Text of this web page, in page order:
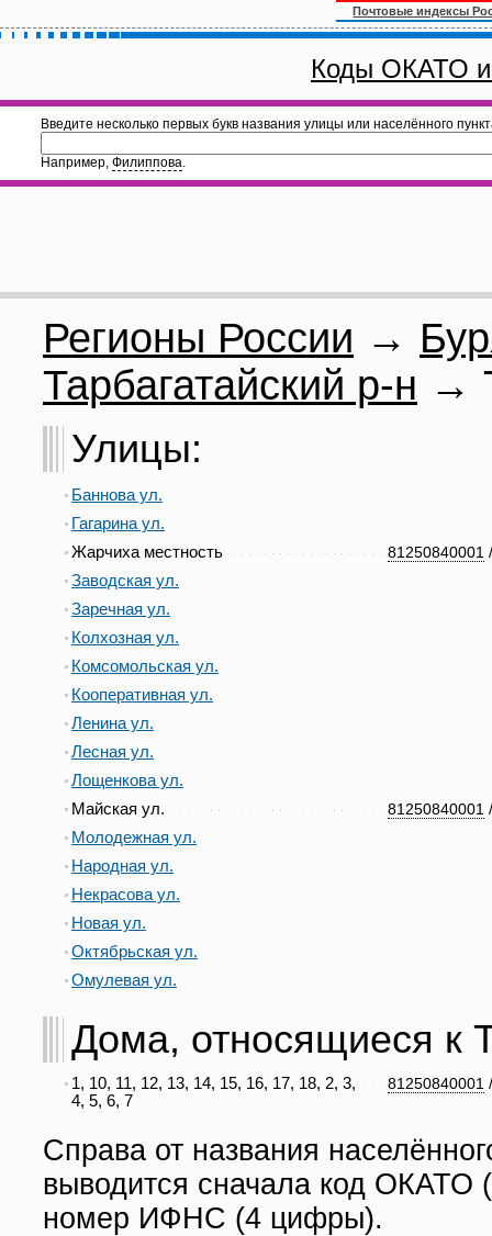
Почтовые индексы
Коды ОКАТО
Введите несколько первых букв названия улицы или населённого
Например, Филиппова.
Регионы России →
Тарбагатайский р-н →
Улицы:
Баннова ул.
Гагарина ул.
81250840001
Жарчиха местность
Заводская ул.
Заречная ул.
Колхозная ул.
Комсомольская ул.
Кооперативная ул.
Ленина ул.
Лесная ул.
Лощенкова ул.
81250840001
Майская ул.
Молодежная ул.
Народная ул.
Некрасова ул.
Новая ул.
Октябрьская ул.
Омулевая ул.
Дома, относящиеся к
81250840001
1, 10, 11, 12, 13, 14, 15, 16, 17, 18, 2, 3,
4, 5, 6, 7
Справа от названия
выводится сначала код ОКАТО
номер ИФНС (4 цифры).